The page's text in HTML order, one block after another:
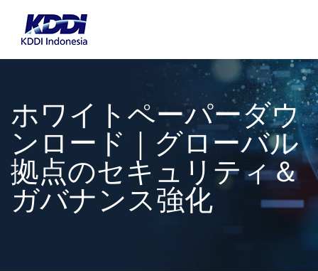
ホワイトペーパーダウ
ンロード｜グローバル
拠点のセキュリティ＆
ガバナンス強化